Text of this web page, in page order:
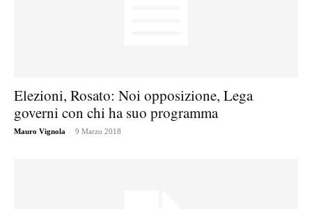
Elezioni, Rosato: Noi opposizione, Lega
governi con chi ha suo programma
Mauro Vignola - 9 Marzo 2018